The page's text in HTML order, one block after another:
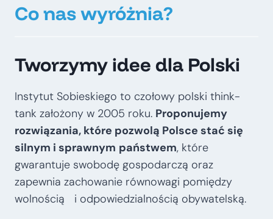
Co nas wyróżnia?
Tworzymy idee dla Polski
Instytut Sobieskiego to czołowy polski think-
tank założony w 2005 roku. Proponujemy
rozwiązania, które pozwolą Polsce stać się
silnym i sprawnym państwem, które
gwarantuje swobodę gospodarczą oraz
zapewnia zachowanie równowagi pomiędzy
wolnością i odpowiedzialnością obywatelską.